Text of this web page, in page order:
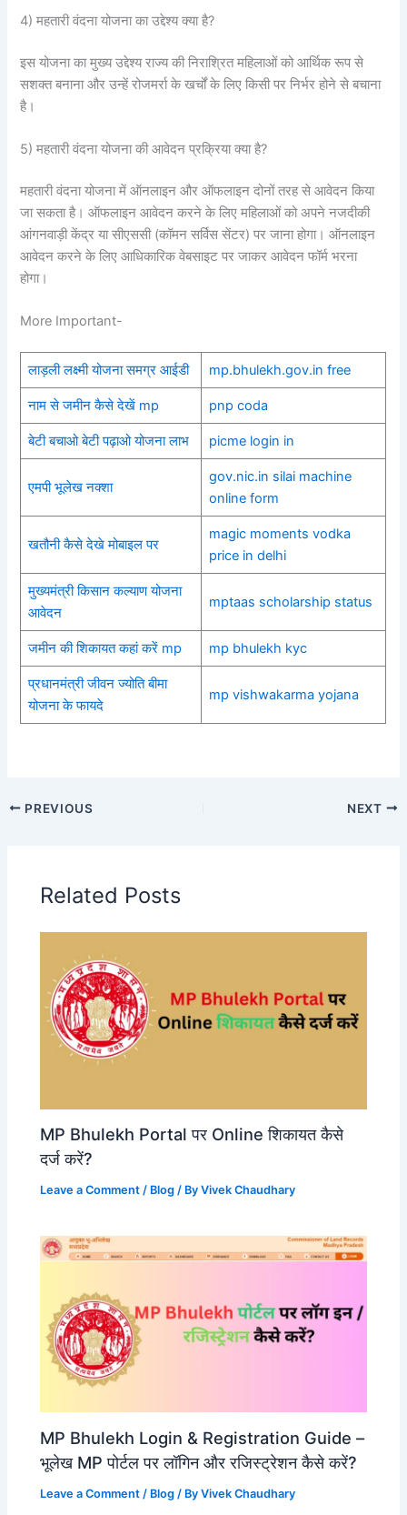
4) महतारी वंदना योजना का उद्देश्य क्या है?
इस योजना का मुख्य उद्देश्य राज्य की निराश्रित महिलाओं को आर्थिक रूप से
सशक्त बनाना और उन्हें रोजमर्रा के खर्चों के लिए किसी पर निर्भर होने से बचाना
है।
5) महतारी वंदना योजना की आवेदन प्रक्रिया क्या है?
महतारी वंदना योजना में ऑनलाइन और ऑफलाइन दोनों तरह से आवेदन किया
जा सकता है। ऑफलाइन आवेदन करने के लिए महिलाओं को अपने नजदीकी
आंगनवाड़ी केंद्र या सीएससी (कॉमन सर्विस सेंटर) पर जाना होगा। ऑनलाइन
आवेदन करने के लिए आधिकारिक वेबसाइट पर जाकर आवेदन फॉर्म भरना
होगा।
More Important-
लाड़ली लक्ष्मी योजना समग्र आईडी mp.bhulekh.gov.in free
नाम से जमीन कैसे देखें mp pnp coda
बेटी बचाओ बेटी पढ़ाओ योजना लाभ picme login in
एमपी भूलेख नक्शा
gov.nic.in silai machine
online form
खतौनी कैसे देखे मोबाइल पर
magic moments vodka
price in delhi
मुख्यमंत्री किसान कल्याण योजना
आवेदन
mptaas scholarship status
जमीन की शिकायत कहां करें mp mp bhulekh kyc
प्रधानमंत्री जीवन ज्योति बीमा
योजना के फायदे
mp vishwakarma yojana
PREVIOUS NEXT
Related Posts
MP Bhulekh Portal पर Online शिकायत कैसे
दर्ज करें?
Leave a Comment / Blog / ByVivek Chaudhary
MP Bhulekh Login & Registration Guide –
भूलेख MP पोर्टल पर लॉगिन और रजिस्ट्रेशन कैसे करें?
Leave a Comment / Blog / ByVivek Chaudhary